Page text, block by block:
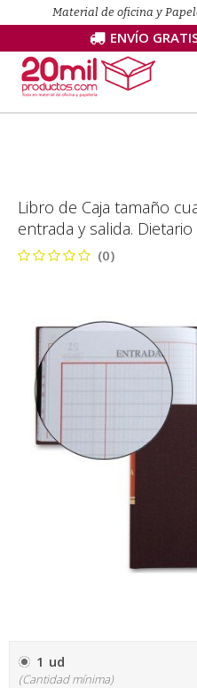
Material de oficina y
ENVÍO
Libro de Caja tamaño
entrada y salida.
(0)
1 ud
(Cantidad mínima)